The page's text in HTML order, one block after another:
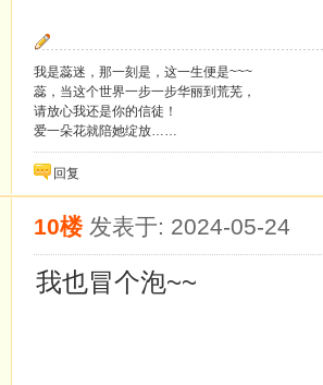
我是蕊迷，那一刻是，这一生便是~~~
蕊，当这个世界一步一步华丽到荒芜，
请放心我还是你的信徒！
爱一朵花就陪她绽放……
回复
10楼 发表于: 2024-05-24
我也冒个泡~~